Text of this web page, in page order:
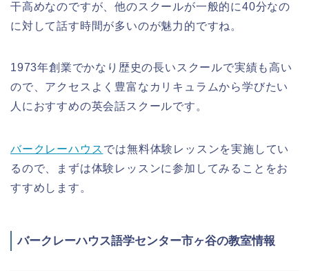
干高めなのですが、他のスクールが一般的に40分なの
に対して話す時間が多いのが魅力的ですね。
1973年創業でかなり歴史の長いスクールで実績も高い
ので、アクセスよく豊富なカリキュラムから学びたい
人におすすめの英会話スクールです。
バークレーハウス では無料体験レッスンを実施してい
るので、まずは体験レッスンに参加してみることをお
すすめします。
バークレーハウス語学センター市ヶ谷の教室情報